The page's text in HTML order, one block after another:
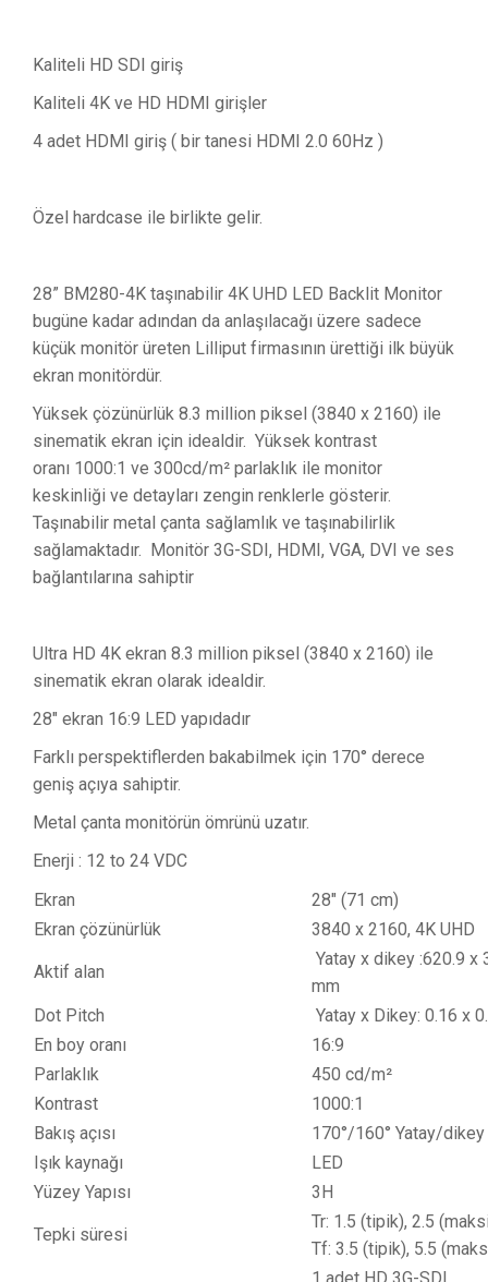
Kaliteli HD SDI giriş
Kaliteli 4K ve HD HDMI girişler
4 adet HDMI giriş ( bir tanesi HDMI 2.0 60Hz )
Özel hardcase ile birlikte gelir.
28” BM280-4K taşınabilir 4K UHD LED Backlit Monitor
bugüne kadar adından da anlaşılacağı üzere sadece
küçük monitör üreten Lilliput firmasının ürettiği ilk büyük
ekran monitördür.
Yüksek çözünürlük 8.3 million piksel (3840 x 2160) ile
sinematik ekran için idealdir. Yüksek kontrast
oranı 1000:1 ve 300cd/m² parlaklık ile monitor
keskinliği ve detayları zengin renklerle gösterir.
Taşınabilir metal çanta sağlamlık ve taşınabilirlik
sağlamaktadır. Monitör 3G-SDI, HDMI, VGA, DVI ve ses
bağlantılarına sahiptir
Ultra HD 4K ekran 8.3 million piksel (3840 x 2160) ile
sinematik ekran olarak idealdir.
28" ekran 16:9 LED yapıdadır
Farklı perspektiflerden bakabilmek için 170° derece
geniş açıya sahiptir.
Metal çanta monitörün ömrünü uzatır.
Enerji : 12 to 24 VDC
Ekran
28" (71 cm)
Ekran çözünürlük
3840 x 2160, 4K UHD
Aktif alan
Yatay x dikey :620.9 x
Dot Pitch
Yatay x Dikey: 0.16 x
En boy oranı
16:9
Parlaklık
450 cd/m²
Kontrast
1000:1
Bakış açısı
170°/
Işık kaynağı
LED
Yüzey Yapısı
3H
Tepki süresi
Tr: 1.5 (tipik), 2.5
Tf: 3.5 (tipik), 5.5